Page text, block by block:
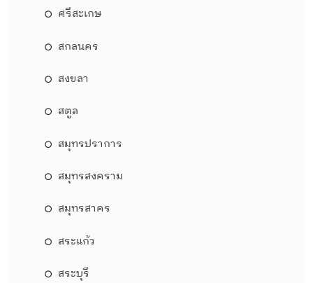
ศรีสะเกษ
สกลนคร
สงขลา
สตูล
สมุทรปราการ
สมุทรสงคราม
สมุทรสาคร
สระแก้ว
สระบุรี